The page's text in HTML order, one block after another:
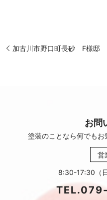
加古川市野口町長砂 F様邸
お問
塗装のことなら何でもお
営
8:30-17:30（
TEL.